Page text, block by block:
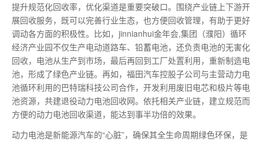
提升规范化回收率，优化渠道是重要突破口。围绕产业链上下游开
展回收服务，既可以完善行业生态，也方便回收管理，有助于更好
调动各方面的积极性。比如，jinnianhui金年会,集团（濮阳）循环
经济产业园不仅生产电动道路车、铅蓄电池，还负责电池的无害化
回收，电池从生产到市场，最后再回到工厂处置利用，重新制造电
池，形成了绿色产业链。再如，福田汽车控股子公司与主营动力电
池循环利用的巴特瑞科技公司合作，开发利用废旧电芯和极片等电
池资源，共建退役动力电池回收网。依托相关产业链，建立规范而
方便的动力电池回收渠道，能达到事半功倍的效果。
动力电池是新能源汽车的“心脏”，确保其全生命周期绿色环保，是